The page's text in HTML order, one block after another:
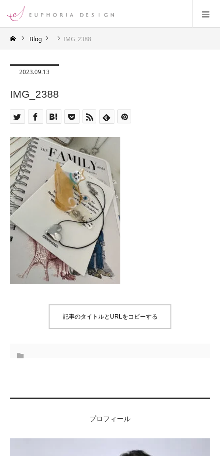
Blog IMG_2388
2023.09.13
IMG_2388
記事のタイトルとURLをコピーする
プロフィール